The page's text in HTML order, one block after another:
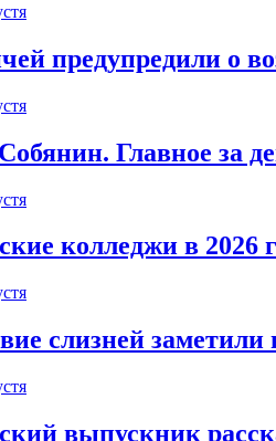
предупредили о
Главное за
колледжи в 2026
слизней заметили
выпускник